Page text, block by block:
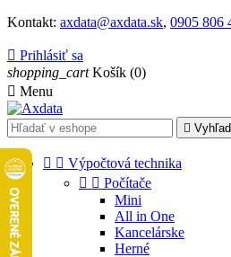
Kontakt: axdata@axdata.sk, 0905 806
 Prihlásiť sa
shopping_cart Košík (0)
 Menu

  Výpočtová technika
  Počítače
Mini
All in One
Kancelárske
Herné